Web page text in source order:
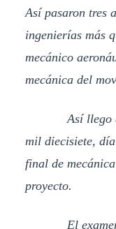
Así pasaron tres
ingenierías más
mecánico
mecánica del
Así llego el
mil diecisiete,
final de
proyecto.
El examen